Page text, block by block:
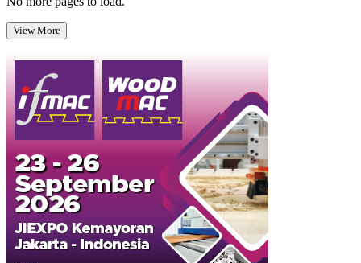
View More